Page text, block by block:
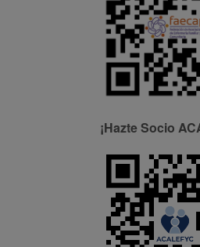
¡Hazte Socio